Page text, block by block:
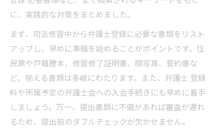
登録時期と費用を総合的に比較するポイン
ト
に、実践的な対策をまとめました。
まず、司法修習中から弁護士登録に必要な書類をリスト
アップし、早めに準備を始めることがポイントです。住
民票や戸籍謄本、修習修了証明書、顔写真、誓約書な
ど、揃える書類は多岐にわたります。また、弁護士 登録
料や所属予定の弁護士会への入会手続きにも早めに着手
しましょう。万一、提出書類に不備があれば審査が遅れ
るため、提出前のダブルチェックが欠かせません。